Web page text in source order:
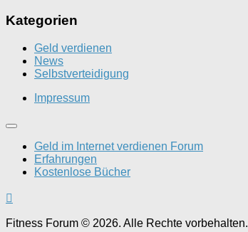
Kategorien
Geld verdienen
News
Selbstverteidigung
Impressum
Geld im Internet verdienen Forum
Erfahrungen
Kostenlose Bücher
Fitness Forum © 2026. Alle Rechte vorbehalten.